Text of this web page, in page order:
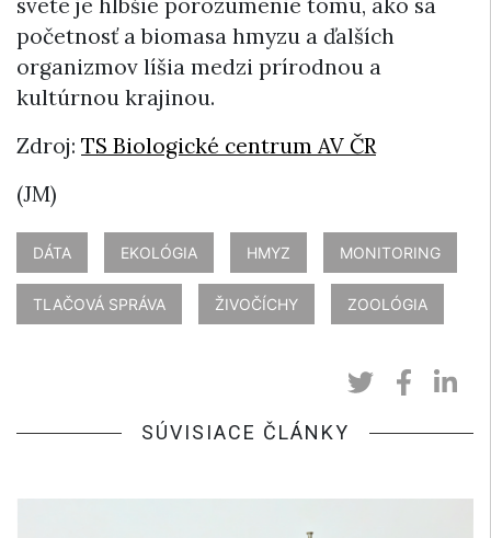
početnosť a biomasa hmyzu a ďalších
organizmov líšia medzi prírodnou a
kultúrnou krajinou.
Zdroj: TS Biologické centrum AV ČR
(JM)
DÁTA EKOLÓGIA HMYZ MONITORING
TLAČOVÁ SPRÁVA ŽIVOČÍCHY ZOOLÓGIA
SÚVISIACE ČLÁNKY